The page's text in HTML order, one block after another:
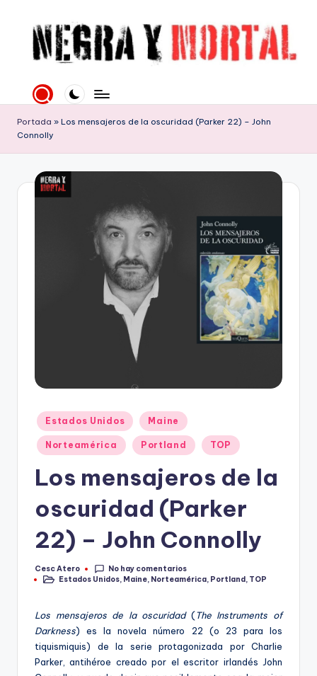
contenido
e
g
literaria
a
la
Novela
Negra
Portada » Los mensajeros de la oscuridad (Parker 22) – John
Connolly
Publicado
en
Estados Unidos Maine
Norteamérica Portland TOP
Los mensajeros de la
oscuridad (Parker
22) – John Connolly
Publicado
por
Cesc Atero
No hay comentarios
Publicado
Estados Unidos, Maine, Norteamérica, Portland, TOP
Los mensajeros de la oscuridad(The Instruments of
Darkness) es la novela número 22 (o 23 para los
tiquismiquis) de la serie protagonizada por Charlie
Parker, antihéroe creado por el escritor irlandés John